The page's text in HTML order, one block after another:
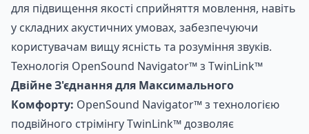
для підвищення якості сприйняття мовлення, навіть
у складних акустичних умовах, забезпечуючи
користувачам вищу ясність та розуміння звуків.
Технологія OpenSound Navigator™ з TwinLink™
Двійне З'єднання для Максимального
Комфорту: OpenSound Navigator™ з технологією
подвійного стрімінгу TwinLink™ дозволяє